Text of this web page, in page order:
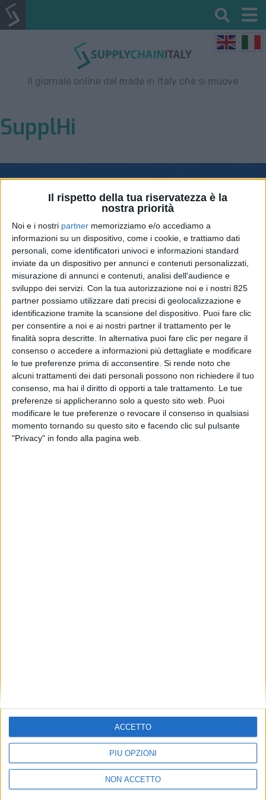
Il rispetto della tua riservatezza è la
nostra priorità
Noi e i nostri partner memorizziamo e/o accediamo a
informazioni su un dispositivo, come i cookie, e trattiamo dati
personali, come identificatori univoci e informazioni standard
inviate da un dispositivo per annunci e contenuti personalizzati,
misurazione di annunci e contenuti, analisi dell'audience e
sviluppo dei servizi. Con la tua autorizzazione noi e i nostri 825
partner possiamo utilizzare dati precisi di geolocalizzazione e
identificazione tramite la scansione del dispositivo. Puoi fare clic
per consentire a noi e ai nostri partner il trattamento per le
finalità sopra descritte. In alternativa puoi fare clic per negare il
consenso o accedere a informazioni più dettagliate e modificare
le tue preferenze prima di acconsentire. Si rende noto che
alcuni trattamenti dei dati personali possono non richiedere il tuo
consenso, ma hai il diritto di opporti a tale trattamento. Le tue
preferenze si applicheranno solo a questo sito web. Puoi
modificare le tue preferenze o revocare il consenso in qualsiasi
momento tornando su questo sito e facendo clic sul pulsante
"Privacy" in fondo alla pagina web.
PIÙ OPZIONI
NON ACCETTO
ACCETTO
Il giornale online del made in Italy che si muove
SupplHi
Impiantistica industriale
italiana e logistica: in che
direzione sta andando il
mercato
NOTIZIE E INTERVISTE IN EVIDENZA 18 DICEMBRE 2020